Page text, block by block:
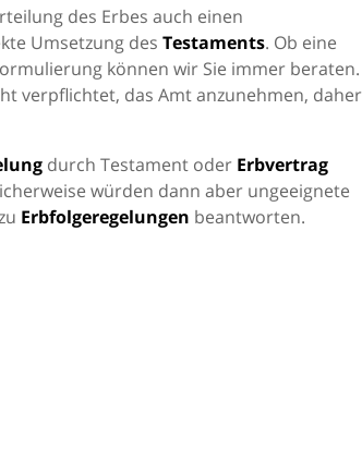
des Erbes auch einen
Umsetzung des Testaments. Ob eine
können wir Sie immer beraten.
verpflichtet, das Amt anzunehmen, daher
durch Testament oder Erbvertrag
würden dann aber ungeeignete
Erbfolgeregelungen beantworten.